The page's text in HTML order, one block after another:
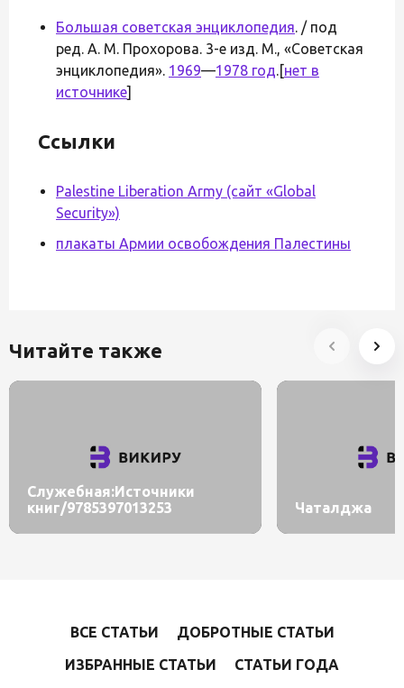
Большая советская энциклопедия. / под
ред. А. М. Прохорова. 3-е изд. М., «Советская
энциклопедия». 1969—1978 год.[нет в
источнике]
Ссылки
Palestine Liberation Army (сайт «Global
Security»)
плакаты Армии освобождения Палестины
Читайте также
Служебная:Источники
книг/9785397013253
Чаталджа
ВСЕ СТАТЬИ
ДОБРОТНЫЕ СТАТЬИ
ИЗБРАННЫЕ СТАТЬИ
СТАТЬИ ГОДА